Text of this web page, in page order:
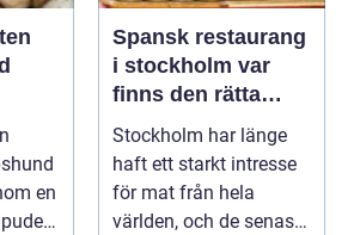
en
Spansk restaurang
i stockholm var
finns den rätta
smaken av
spanien?
Stockholm har länge
haft ett starkt intresse
för mat från hela
världen, och de senaste